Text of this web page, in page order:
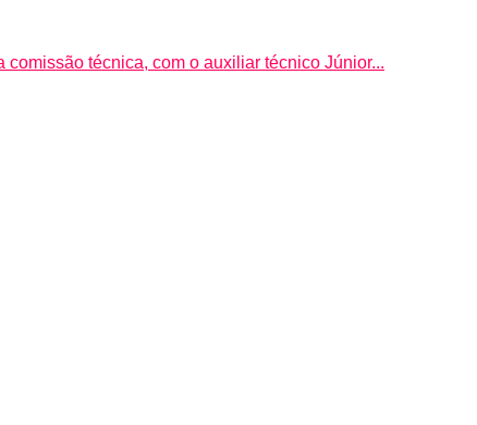
técnica, com o auxiliar técnico Júnior...